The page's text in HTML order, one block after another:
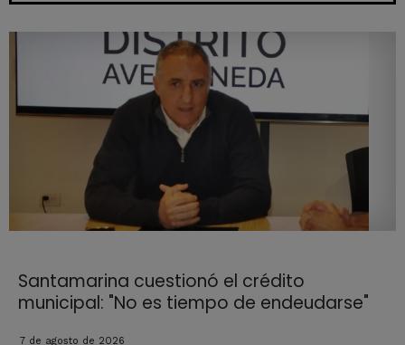
Santamarina cuestionó el crédito
municipal: "No es tiempo de endeudarse"
7 de agosto de 2026